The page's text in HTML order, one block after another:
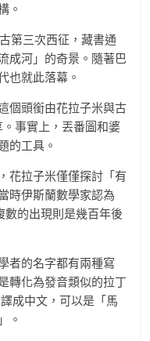
。
第三次西征，藏書通
成河」的奇景。隨著巴
也就此落幕。
個頭銜由花拉子米與古
事實上，丟番圖和婆
的工具。
花拉子米僅僅探討「有
時伊斯蘭數學家認為
數的出現則是幾百年後
者的名字都有兩種寫
轉化為發音類似的拉丁
成中文，可以是「馬
。